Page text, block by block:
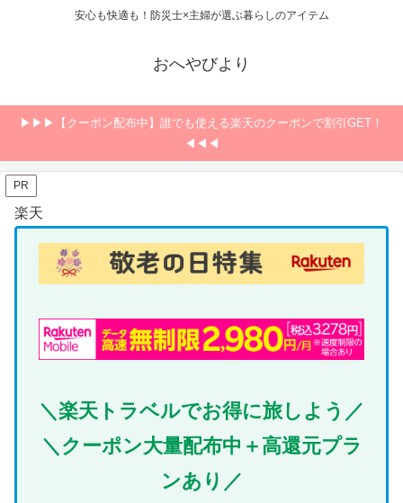
安心も快適も！防災士×主婦が選ぶ暮らしのアイテム
おへやびより
▶▶▶【クーポン配布中】誰でも使える楽天のクーポンで割引GET！
◀◀◀
PR
楽天
＼楽天トラベルでお得に旅しよう／
＼クーポン大量配布中＋高還元プラ
ンあり／